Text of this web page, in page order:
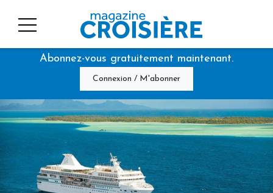
Abonnez-vous gratuitement maintenant.
Connexion / M'abonner